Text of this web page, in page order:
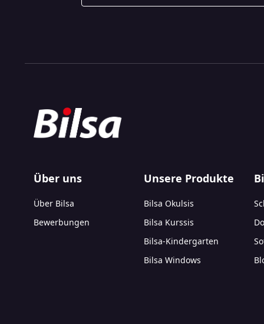
Über uns
Über Bilsa
Bewerbungen
Unsere Produkte
Bilsa Okulsis
Bilsa Kurssis
Bilsa-Kindergarten
Bilsa Windows